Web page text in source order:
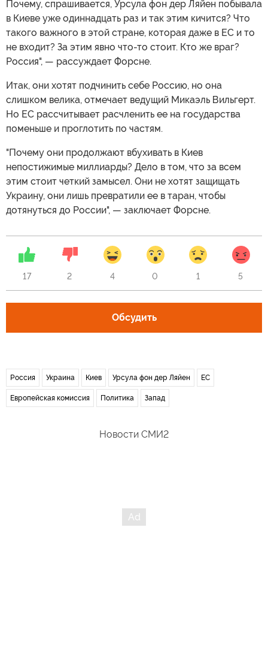
Почему, спрашивается, Урсула фон дер Ляйен побывала
в Киеве уже одиннадцать раз и так этим кичится? Что
такого важного в этой стране, которая даже в ЕС и то
не входит? За этим явно что-то стоит. Кто же враг?
Россия", — рассуждает Форсне.
Итак, они хотят подчинить себе Россию, но она
слишком велика, отмечает ведущий Микаэль Вильгерт.
Но ЕС рассчитывает расчленить ее на государства
поменьше и проглотить по частям.
"Почему они продолжают вбухивать в Киев
непостижимые миллиарды? Дело в том, что за всем
этим стоит четкий замысел. Они не хотят защищать
Украину, они лишь превратили ее в таран, чтобы
дотянуться до России", — заключает Форсне.
17 2 4 0 1 5
Обсудить
Россия Украина Киев Урсула фон дер Ляйен ЕС
Европейская комиссия Политика Запад
Новости СМИ2